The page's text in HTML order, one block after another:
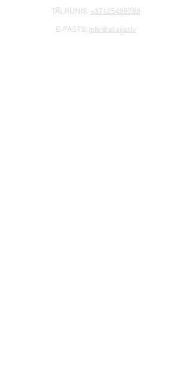
TĀLRUNIS: +37125499788
E-PASTS: info@alisijar.lv